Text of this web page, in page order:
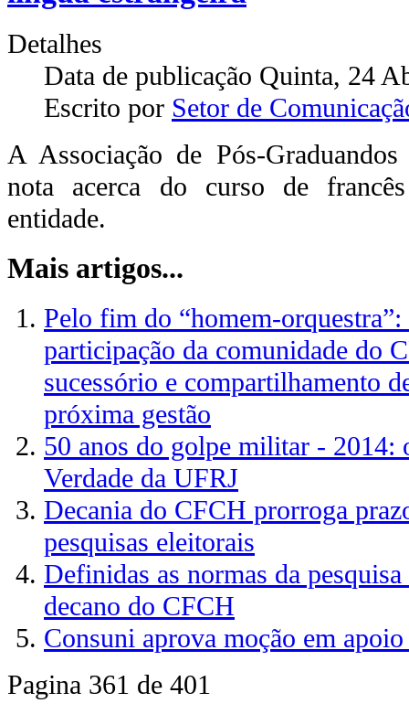
Detalhes
Data de publicação Quinta, 24
Escrito por Setor de
A Associação de Pós-
nota acerca do curso de
entidade.
Mais artigos...
Pelo fim do “homem-
participação da comunidade do
sucessório e compartilhamento
próxima gestão
50 anos do golpe militar - 2014:
Verdade da UFRJ
Decania do CFCH prorroga
pesquisas eleitorais
Definidas as normas da
decano do CFCH
Consuni aprova moção em
Pagina 361 de 401